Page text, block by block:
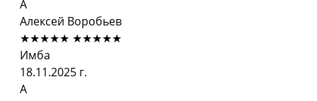
А
Алексей Воробьев
★★★★★ ★★★★★
Имба
18.11.2025 г.
А